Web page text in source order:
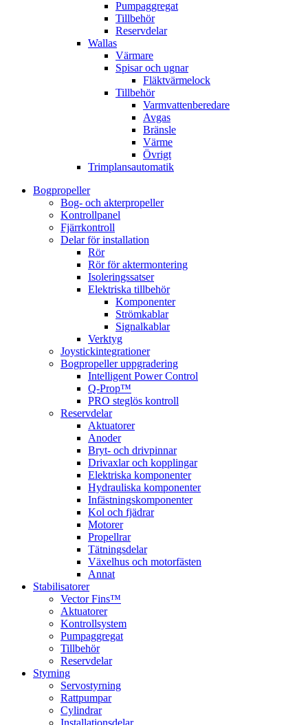
Pumpaggregat
Tillbehör
Reservdelar
Wallas
Värmare
Spisar och ugnar
Fläktvärmelock
Tillbehör
Varmvattenberedare
Avgas
Bränsle
Värme
Övrigt
Trimplansautomatik
Bogpropeller
Bog- och akterpropeller
Kontrollpanel
Fjärrkontroll
Delar för installation
Rör
Rör för aktermontering
Isoleringssatser
Elektriska tillbehör
Komponenter
Strömkablar
Signalkablar
Verktyg
Joystickintegrationer
Bogpropeller uppgradering
Intelligent Power Control
Q-Prop™
PRO steglös kontroll
Reservdelar
Aktuatorer
Anoder
Bryt- och drivpinnar
Drivaxlar och kopplingar
Elektriska komponenter
Hydrauliska komponenter
Infästningskomponenter
Kol och fjädrar
Motorer
Propellrar
Tätningsdelar
Växelhus och motorfästen
Annat
Stabilisatorer
Vector Fins™
Aktuatorer
Kontrollsystem
Pumpaggregat
Tillbehör
Reservdelar
Styrning
Servostyrning
Rattpumpar
Cylindrar
Installationsdelar